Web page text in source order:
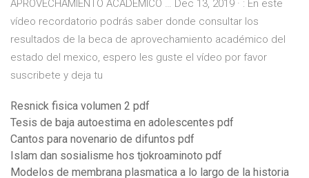
APROVECHAMIENTO ACADEMICO … Dec 13, 2019 · : En este
vídeo recordatorio podrás saber donde consultar los
resultados de la beca de aprovechamiento académico del
estado del mexico, espero les guste el vídeo por favor
suscribete y deja tu
Resnick fisica volumen 2 pdf
Tesis de baja autoestima en adolescentes pdf
Cantos para novenario de difuntos pdf
Islam dan sosialisme hos tjokroaminoto pdf
Modelos de membrana plasmatica a lo largo de la historia